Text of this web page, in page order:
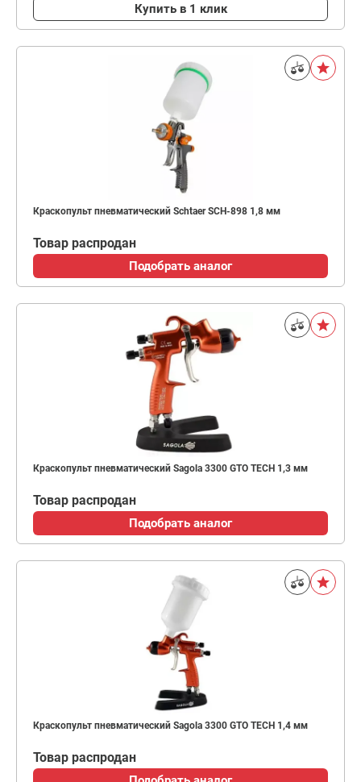
Купить в 1 клик
Краскопульт пневматический Schtaer SCH-898 1,8 мм
Товар распродан
Подобрать аналог
Краскопульт пневматический Sagola 3300 GTO TECH 1,3 мм
Товар распродан
Подобрать аналог
Краскопульт пневматический Sagola 3300 GTO TECH 1,4 мм
Товар распродан